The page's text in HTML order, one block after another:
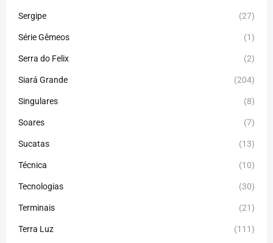
Sergipe (27)
Série Gêmeos (1)
Serra do Felix (2)
Siará Grande (204)
Singulares (8)
Soares (7)
Sucatas (13)
Técnica (10)
Tecnologias (30)
Terminais (21)
Terra Luz (111)